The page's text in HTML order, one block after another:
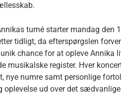
turné starter mandag den
tidligt, da efterspørgslen
chance for at opleve Annika
musikalske register. Hver
nye numre samt personlige
ud over det